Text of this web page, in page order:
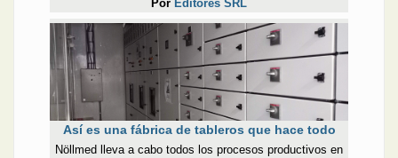
Por Editores SRL
Así es una fábrica de tableros que hace todo
Nöllmed lleva a cabo todos los procesos productivos en